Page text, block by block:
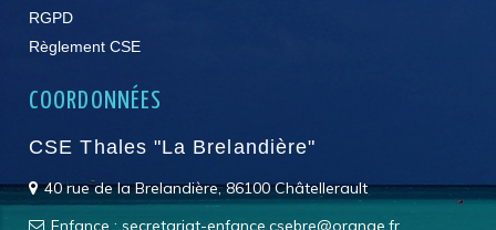
RGPD
Règlement CSE
COORDONNÉES
CSE Thales "La Brelandière"
40 rue de la Brelandière, 86100 Châtellerault
Enfance : secretariat-enfance.csebre@orange.fr